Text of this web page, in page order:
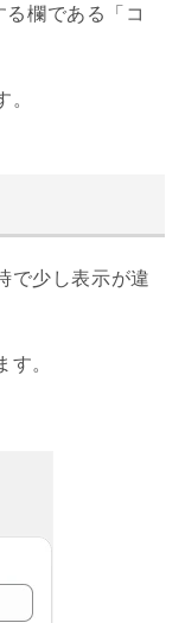
欄である「コ
で少し表示が違
。